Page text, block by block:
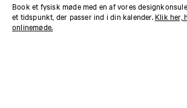
Book et fysisk møde med en af vores
et tidspunkt, der passer ind i din kalender. Klik her,
onlinemøde.